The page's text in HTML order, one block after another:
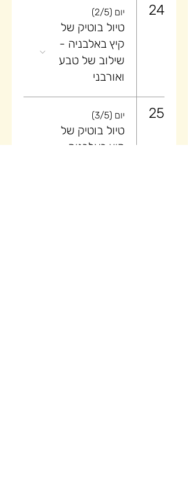
24 יום (2/5)
טיול בוטיק של
קיץ באלבניה -
שילוב של טבע
ואורבני
25 יום (3/5)
טיול בוטיק של
קיץ באלבניה -